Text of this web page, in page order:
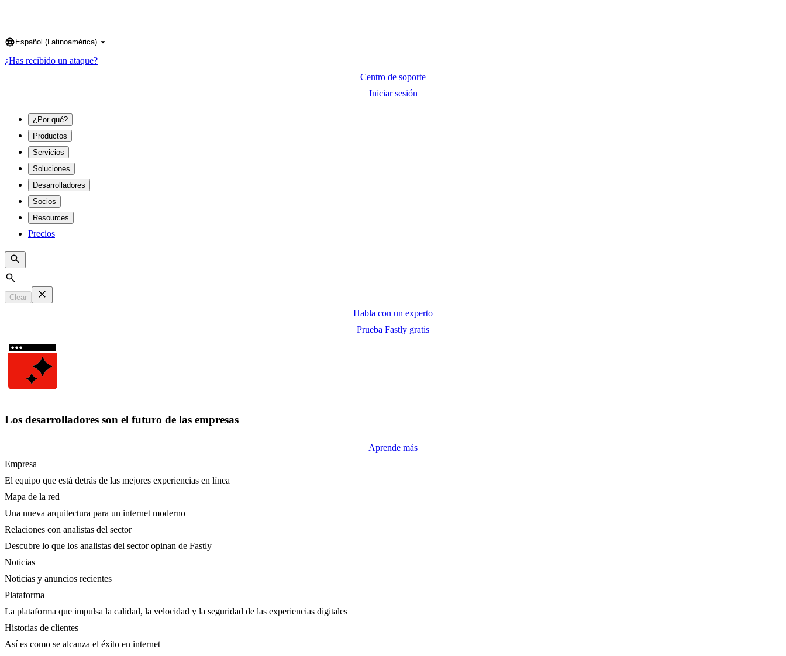
Language
Español (Latinoamérica)
¿Has recibido un ataque?
Centro de soporte
Iniciar sesión
¿Por qué?
Productos
Servicios
Soluciones
Desarrolladores
Socios
Resources
Precios
Search
Clear
Habla con un experto
Prueba Fastly gratis
Los desarrolladores son el futuro de las empresas
Aprende más
Empresa
El equipo que está detrás de las mejores experiencias en línea
Mapa de la red
Una nueva arquitectura para un internet moderno
Relaciones con analistas del sector
Descubre lo que los analistas del sector opinan de Fastly
Noticias
Noticias y anuncios recientes
Plataforma
La plataforma que impulsa la calidad, la velocidad y la seguridad de las experiencias digitales
Historias de clientes
Así es como se alcanza el éxito en internet